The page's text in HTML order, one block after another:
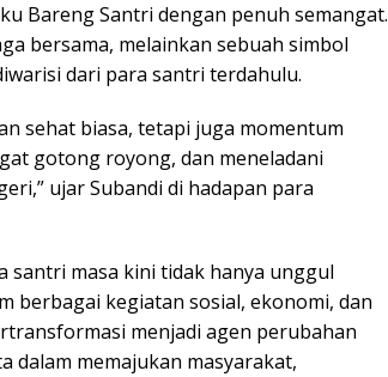
Bareng Santri dengan penuh semangat.
bersama, melainkan sebuah simbol
dari para santri terdahulu.
sehat biasa, tetapi juga momentum
gotong royong, dan meneladani
ujar Subandi di hadapan para
santri masa kini tidak hanya unggul
berbagai kegiatan sosial, ekonomi, dan
menjadi agen perubahan
dalam memajukan masyarakat,